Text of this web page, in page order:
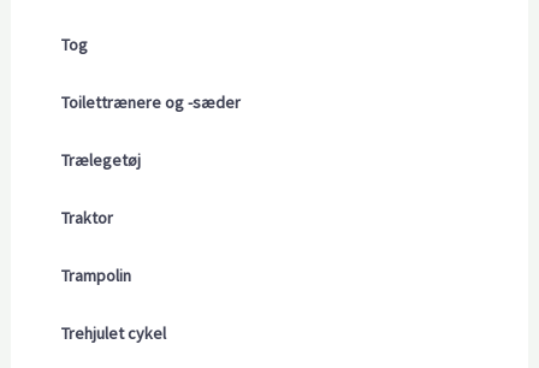
Tog
Toilettrænere og -sæder
Trælegetøj
Traktor
Trampolin
Trehjulet cykel